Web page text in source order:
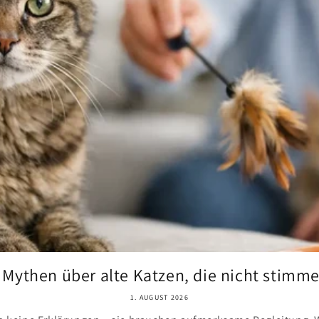
über alte Katzen, die nicht
1. AUGUST 2026